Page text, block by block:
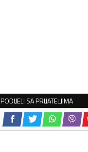
PODIJELI SA PRIJATELJIMA